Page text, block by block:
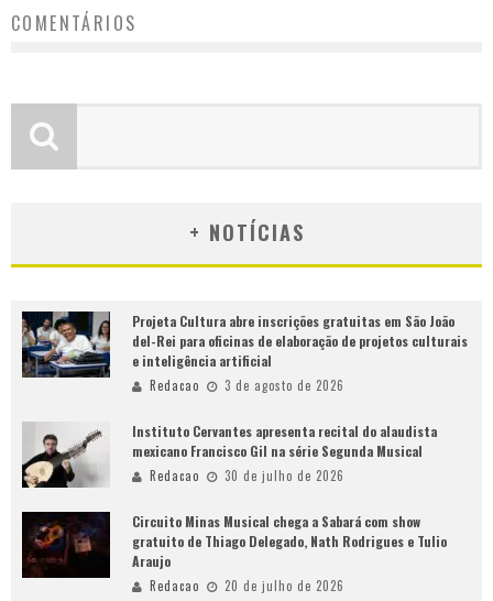
COMENTÁRIOS
+ NOTÍCIAS
Projeta Cultura abre inscrições gratuitas em São João
del-Rei para oficinas de elaboração de projetos culturais
e inteligência artificial
Redacao 3 de agosto de 2026
Instituto Cervantes apresenta recital do alaudista
mexicano Francisco Gil na série Segunda Musical
Redacao 30 de julho de 2026
Circuito Minas Musical chega a Sabará com show
gratuito de Thiago Delegado, Nath Rodrigues e Tulio
Araujo
Redacao 20 de julho de 2026